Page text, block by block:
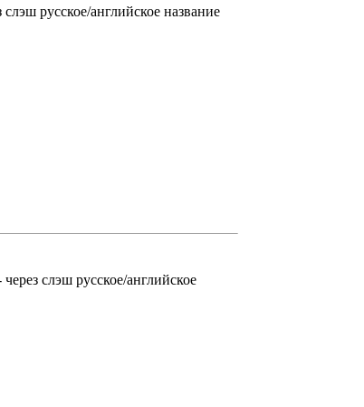
русское/английское название
слэш русское/английское